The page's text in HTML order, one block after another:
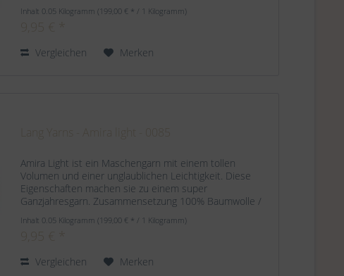
Inhalt 0.05 Kilogramm(199,00 € * / 1 Kilogramm)
Vergleichen Merken
Amira Light ist ein Maschengarn mit einem tollen
Volumen und einer unglaublichen Leichtigkeit. Diese
Eigenschaften machen sie zu einem super
Ganzjahresgarn. Zusammensetzung 100% Baumwolle /
Inhalt 0.05 Kilogramm(199,00 € * / 1 Kilogramm)
Vergleichen Merken